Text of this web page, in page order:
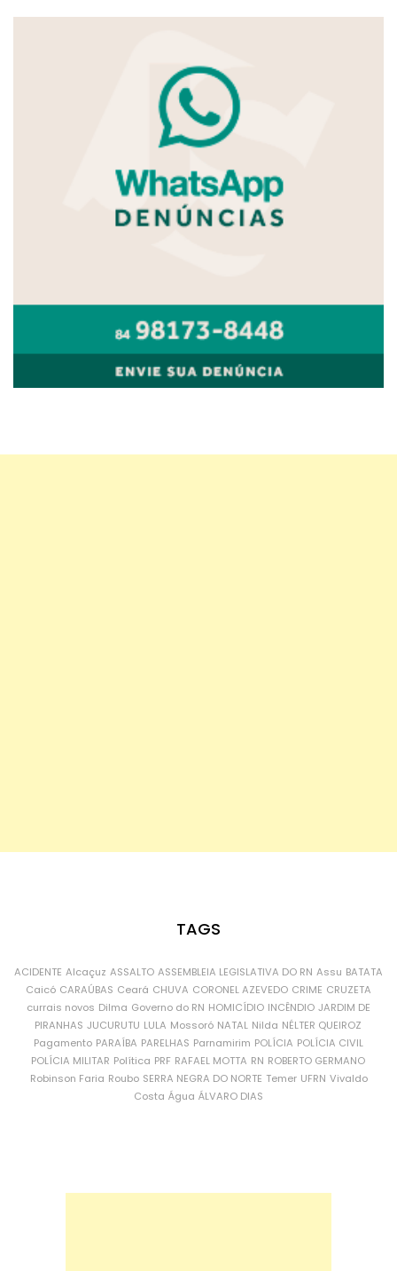
TAGS
ACIDENTE Alcaçuz ASSALTO ASSEMBLEIA LEGISLATIVA DO RN Assu BATATA
Caicó CARAÚBAS Ceará CHUVA CORONEL AZEVEDO CRIME CRUZETA
currais novos Dilma Governo do RN HOMICÍDIO INCÊNDIO JARDIM DE
PIRANHAS JUCURUTU LULA Mossoró NATAL Nilda NÉLTER QUEIROZ
Pagamento PARAÍBA PARELHAS Parnamirim POLÍCIA POLÍCIA CIVIL
POLÍCIA MILITAR Política PRF RAFAEL MOTTA RN ROBERTO GERMANO
Robinson Faria Roubo SERRA NEGRA DO NORTE Temer UFRN Vivaldo
Costa Água ÁLVARO DIAS